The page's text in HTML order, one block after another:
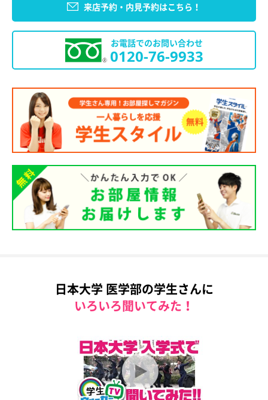
来店予約・内見予約はこちら！
お電話でのお問い合わせ
0120-76-9933
日本大学 医学部の学生さんに
いろいろ聞いてみた！